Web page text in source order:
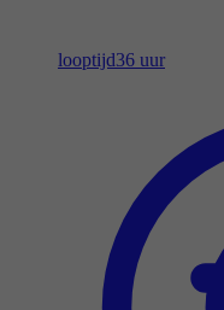
looptijd36 uur